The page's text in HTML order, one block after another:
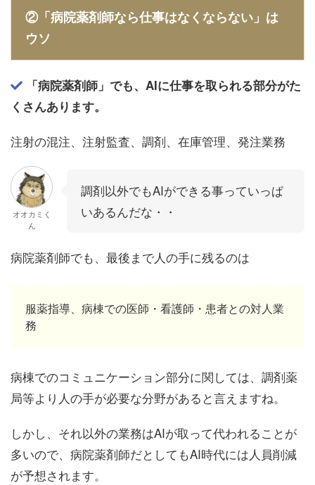
②「病院薬剤師なら仕事はなくならない」は
ウソ
「病院薬剤師」でも、 AIに仕事を取られる部分がた
くさんあります。
注射の混注、注射監査、調剤、在庫管理、発注業務
オオカミく
ん
調剤以外でもAIができる事っていっぱ
いあるんだな・・
病院薬剤師でも、最後まで人の手に残るのは
服薬指導、病棟での医師・看護師・患者との対人業
務
病棟でのコミュニケーション部分に関しては、調剤薬
局等より人の手が必要な分野があると言えますね。
しかし、それ以外の業務はAIが取って代われることが
多いので、病院薬剤師だとしてもAI時代には人員削減
が予想されます。